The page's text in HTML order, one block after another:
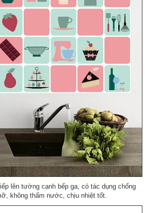
lên tường cạnh bếp ga, có tác dụng chống
không thấm nước, chịu nhiệt tốt.